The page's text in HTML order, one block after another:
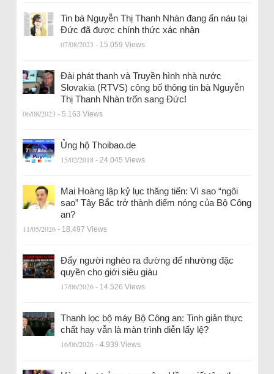
Tin bà Nguyễn Thị Thanh Nhàn đang ẩn náu tại
Đức đã được chính thức xác nhận
07/08/2023 - 15.059 Views
Đài phát thanh và Truyền hình nhà nước
Slovakia (RTVS) công bố thông tin bà Nguyễn
Thị Thanh Nhàn trốn sang Đức!
06/08/2023 - 5.163 Views
Ủng hộ Thoibao.de
15/02/2018 - 24.045 Views
Mai Hoàng lập kỷ lục thăng tiến: Vì sao “ngôi
sao” Tây Bắc trở thành điểm nóng của Bộ Công
an?
11/05/2026 - 18.497 Views
Đẩy người nghèo ra đường để nhường đặc
quyền cho giới siêu giàu
17/06/2026 - 14.526 Views
Thanh lọc bộ máy Bộ Công an: Tinh giản thực
chất hay vẫn là màn trình diễn lấy lệ?
16/06/2026 - 4.939 Views